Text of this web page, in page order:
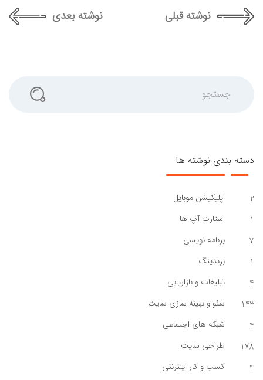
نوشته قبلی نوشته بعدی
دسته بندی نوشته ها
2
اپلیکیشن موبایل
1
استارت آپ ها
7
برنامه نویسی
1
برندینگ
4
تبلیغات و بازاریابی
143
سئو و بهینه سازی سایت
4
شبکه های اجتماعی
178
طراحی سایت
4
کسب و کار اینترنتی